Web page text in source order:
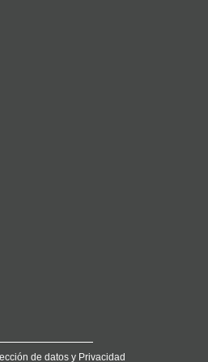
de datos y Privacidad